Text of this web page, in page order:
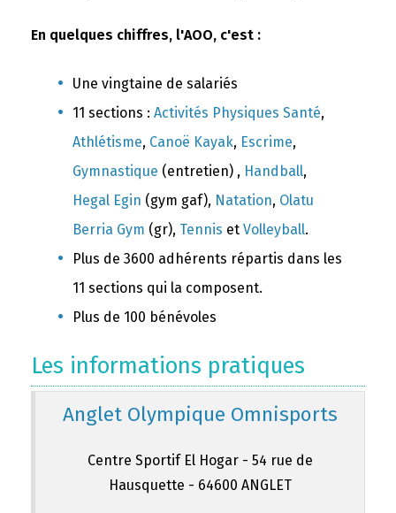
En quelques chiffres, l'AOO, c'est :
Une vingtaine de salariés
11 sections : Activités Physiques Santé,
Athlétisme, Canoë Kayak, Escrime,
Gymnastique (entretien) , Handball,
Hegal Egin (gym gaf), Natation, Olatu
Berria Gym (gr), Tennis et Volleyball.
Plus de 3600 adhérents répartis dans les
11 sections qui la composent.
Plus de 100 bénévoles
Les informations pratiques
Anglet Olympique Omnisports
Centre Sportif El Hogar - 54 rue de
Hausquette - 64600 ANGLET